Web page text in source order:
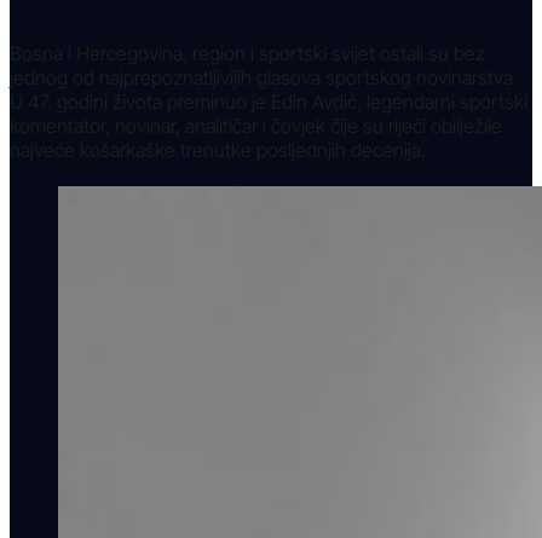
Bosna i Hercegovina, region i sportski svijet ostali su bez
jednog od najprepoznatljivijih glasova sportskog novinarstva.
U 47. godini života preminuo je Edin Avdić, legendarni sportski
komentator, novinar, analitičar i čovjek čije su riječi obilježile
najveće košarkaške trenutke posljednjih decenija.